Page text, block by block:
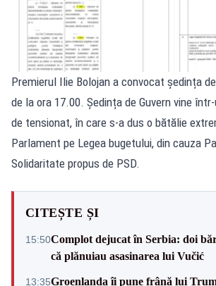
Premierul Ilie Bolojan a convocat ședința
de la ora 17.00. Ședința de Guvern vine
de tensionat, în care s-a dus o bătălie
Parlament pe Legea bugetului, din cauza
Solidaritate propus de PSD.
CITEȘTE ȘI
15:50Complot dejucat în Serbia: doi
că plănuiau asasinarea lui Vučić
13:35Groenlanda îi pune frână lui